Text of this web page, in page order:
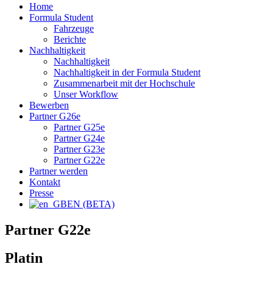
Home
Formula Student
Fahrzeuge
Berichte
Nachhaltigkeit
Nachhaltigkeit
Nachhaltigkeit in der Formula Student
Zusammenarbeit mit der Hochschule
Unser Workflow
Bewerben
Partner G26e
Partner G25e
Partner G24e
Partner G23e
Partner G22e
Partner werden
Kontakt
Presse
EN (BETA)
Partner G22e
Platin